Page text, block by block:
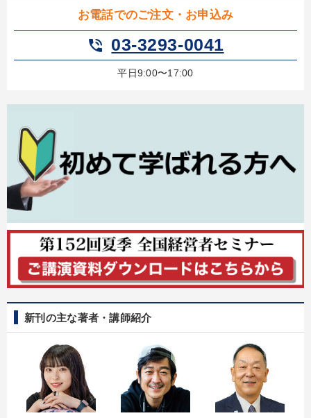
お電話でのご注文・お申込み
phone_in_talk 03-3293-0041
平日9:00〜17:00
新刊の主な著者・講師紹介